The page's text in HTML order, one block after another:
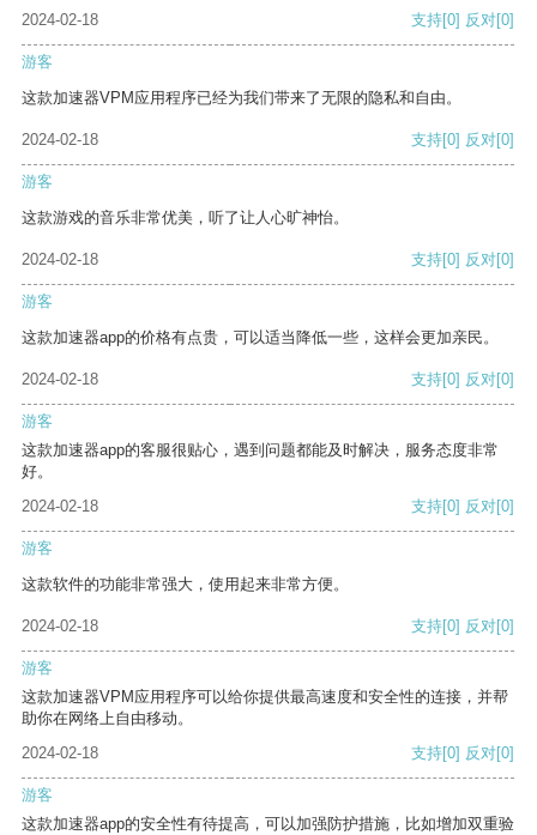
2024-02-18 支持[0] 反对[0]
游客
这款加速器VPM应用程序已经为我们带来了无限的隐私和自由。
2024-02-18 支持[0] 反对[0]
游客
这款游戏的音乐非常优美，听了让人心旷神怡。
2024-02-18 支持[0] 反对[0]
游客
这款加速器app的价格有点贵，可以适当降低一些，这样会更加亲民。
2024-02-18 支持[0] 反对[0]
游客
这款加速器app的客服很贴心，遇到问题都能及时解决，服务态度非常
好。
2024-02-18
支持[0] 反对[0]
游客
这款软件的功能非常强大，使用起来非常方便。
2024-02-18 支持[0] 反对[0]
游客
这款加速器VPM应用程序可以给你提供最高速度和安全性的连接，并帮
助你在网络上自由移动。
2024-02-18
支持[0] 反对[0]
游客
这款加速器app的安全性有待提高，可以加强防护措施，比如增加双重验